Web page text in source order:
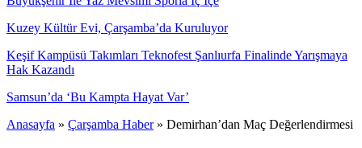
Yarışmaya
Anasayfa » Çarşamba Haber » Demirhan’dan Maç Değerlendirmesi